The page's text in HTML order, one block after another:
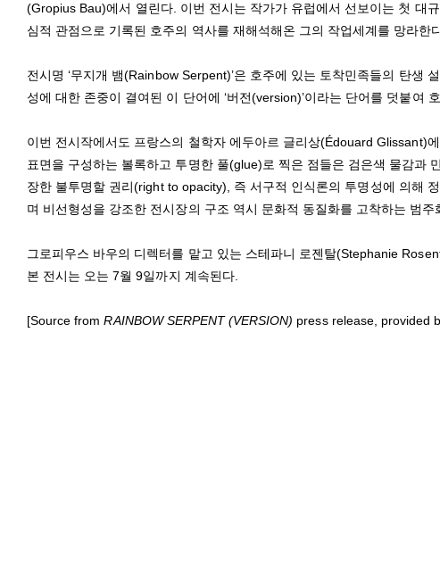
(Gropius Bau)에서 열린다. 이번 전시는 작가가 유럽에서 선보이는 첫 대
심적 관점으로 기록된 호주의 역사를 재해석해온 그의 작업세계를 망라한
전시명 ‘무지개 뱀(Rainbow Serpent)’은 호주에 있는 토착민족들의 탄생
성에 대한 존중이 결여된 이 단어에 ‘버전(version)’이라는 단어를 덧붙여
이번 전시작에서도 프랑스의 철학자 에두아르 글리상(Édouard Glissant)
표면을 구성하는 볼록하고 투명한 풀(glue)로 찍은 점들은 검은색 물감과
장한 불투명할 권리(right to opacity), 즉 서구적 인식론의 투명성에 의해
며 비선형성을 강조한 전시장의 구조 역시 문화적 동질화를 고착하는 범
그로피우스 바우의 디렉터를 맡고 있는 스테파니 로젠탈(Stephanie
본 전시는 오는 7월 9일까지 계속된다.
[Source fromRAINBOW SERPENT (VERSION) press release, provided